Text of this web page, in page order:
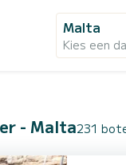
Malta
Kies een
- Malta231